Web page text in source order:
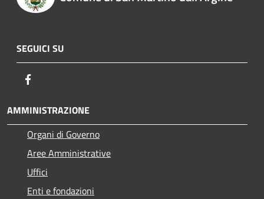
SEGUICI SU
AMMINISTRAZIONE
Organi di Governo
Aree Amministrative
Uffici
Enti e fondazioni